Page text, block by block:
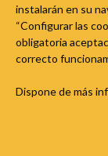
instalarán en su
“Configurar las
obligatoria
correcto
Dispone de más